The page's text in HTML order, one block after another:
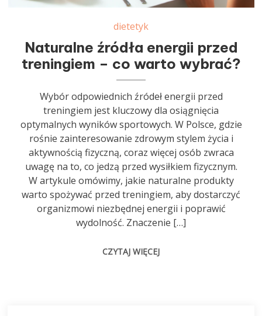
dietetyk
Naturalne źródła energii przed
treningiem – co warto wybrać?
Wybór odpowiednich źródeł energii przed
treningiem jest kluczowy dla osiągnięcia
optymalnych wyników sportowych. W Polsce, gdzie
rośnie zainteresowanie zdrowym stylem życia i
aktywnością fizyczną, coraz więcej osób zwraca
uwagę na to, co jedzą przed wysiłkiem fizycznym.
W artykule omówimy, jakie naturalne produkty
warto spożywać przed treningiem, aby dostarczyć
organizmowi niezbędnej energii i poprawić
wydolność. Znaczenie […]
CZYTAJ WIĘCEJ